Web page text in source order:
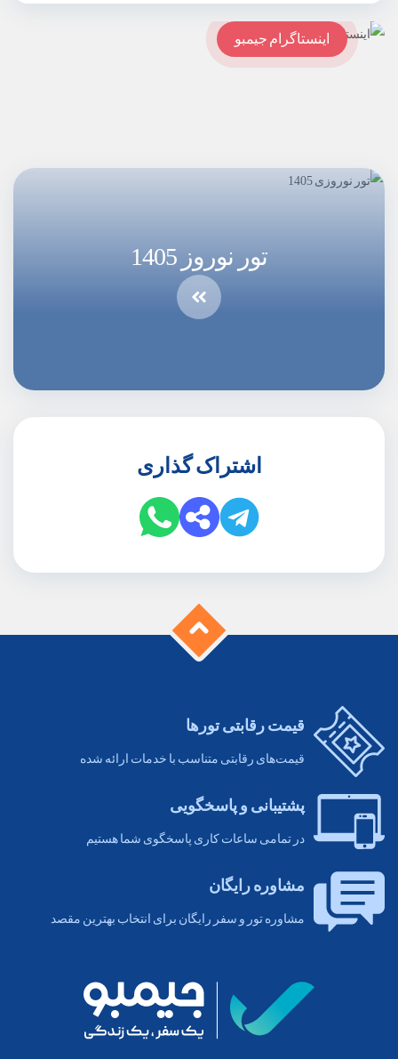
اینستاگرام جیمبو
تور نوروز 1405
اشتراک گذاری
قیمت رقابتی تورها
قیمت‌های رقابتی متناسب با خدمات ارائه شده
پشتیبانی و پاسخگویی
در تمامی ساعات کاری پاسخگوی شما هستیم
مشاوره رایگان
مشاوره تور و سفر رایگان برای انتخاب بهترین مقصد